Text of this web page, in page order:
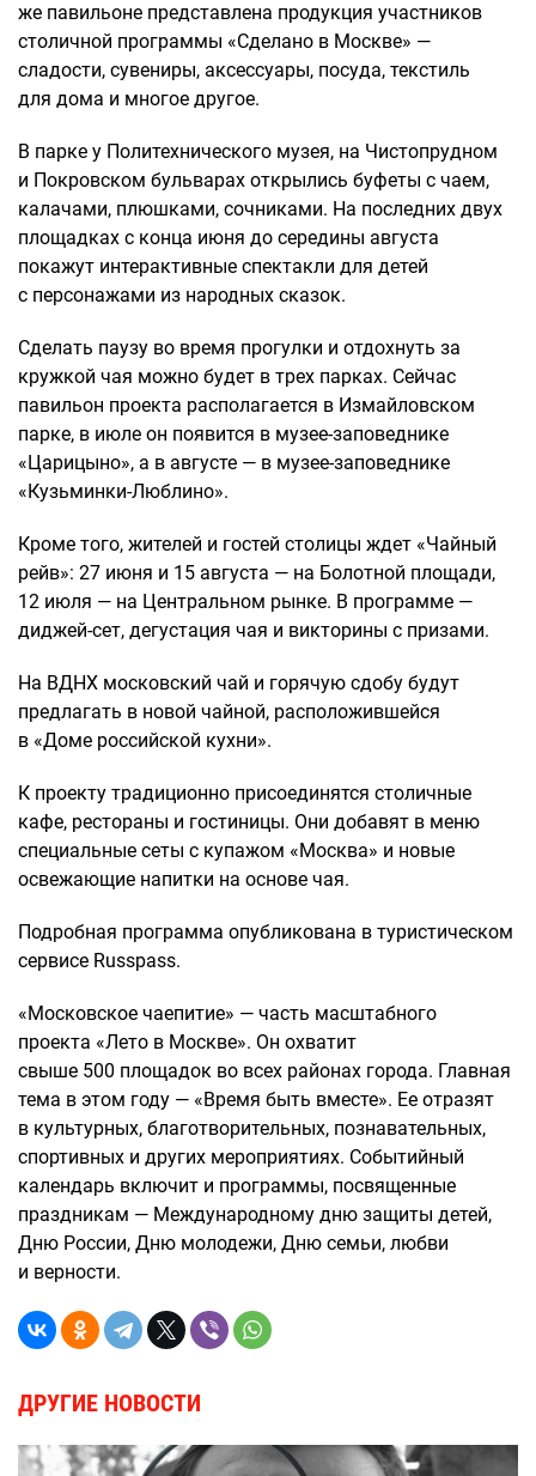
же павильоне представлена продукция участников
столичной программы «Сделано в Москве» —
сладости, сувениры, аксессуары, посуда, текстиль
для дома и многое другое.
В парке у Политехнического музея, на Чистопрудном
и Покровском бульварах открылись буфеты с чаем,
калачами, плюшками, сочниками. На последних двух
площадках с конца июня до середины августа
покажут интерактивные спектакли для детей
с персонажами из народных сказок.
Сделать паузу во время прогулки и отдохнуть за
кружкой чая можно будет в трех парках. Сейчас
павильон проекта располагается в Измайловском
парке, в июле он появится в музее-заповеднике
«Царицыно», а в августе — в музее-заповеднике
«Кузьминки-Люблино».
Кроме того, жителей и гостей столицы ждет «Чайный
рейв»: 27 июня и 15 августа — на Болотной площади,
12 июля — на Центральном рынке. В программе —
диджей-сет, дегустация чая и викторины с призами.
На ВДНХ московский чай и горячую сдобу будут
предлагать в новой чайной, расположившейся
в «Доме российской кухни».
К проекту традиционно присоединятся столичные
кафе, рестораны и гостиницы. Они добавят в меню
специальные сеты с купажом «Москва» и новые
освежающие напитки на основе чая.
Подробная программа опубликована в туристическом
сервисе Russpass.
«Московское чаепитие» — часть масштабного
проекта «Лето в Москве». Он охватит
свыше 500 площадок во всех районах города. Главная
тема в этом году — «Время быть вместе». Ее отразят
в культурных, благотворительных, познавательных,
спортивных и других мероприятиях. Событийный
календарь включит и программы, посвященные
праздникам — Международному дню защиты детей,
Дню России, Дню молодежи, Дню семьи, любви
и верности.
ДРУГИЕ НОВОСТИ